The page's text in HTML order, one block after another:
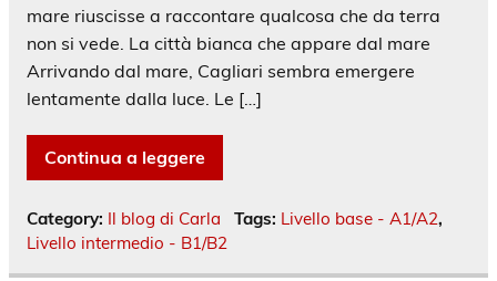
mare riuscisse a raccontare qualcosa che da terra
non si vede. La città bianca che appare dal mare
Arrivando dal mare, Cagliari sembra emergere
lentamente dalla luce. Le […]
Continua a leggere
Category: Il blog di Carla Tags: Livello base - A1/A2,
Livello intermedio - B1/B2